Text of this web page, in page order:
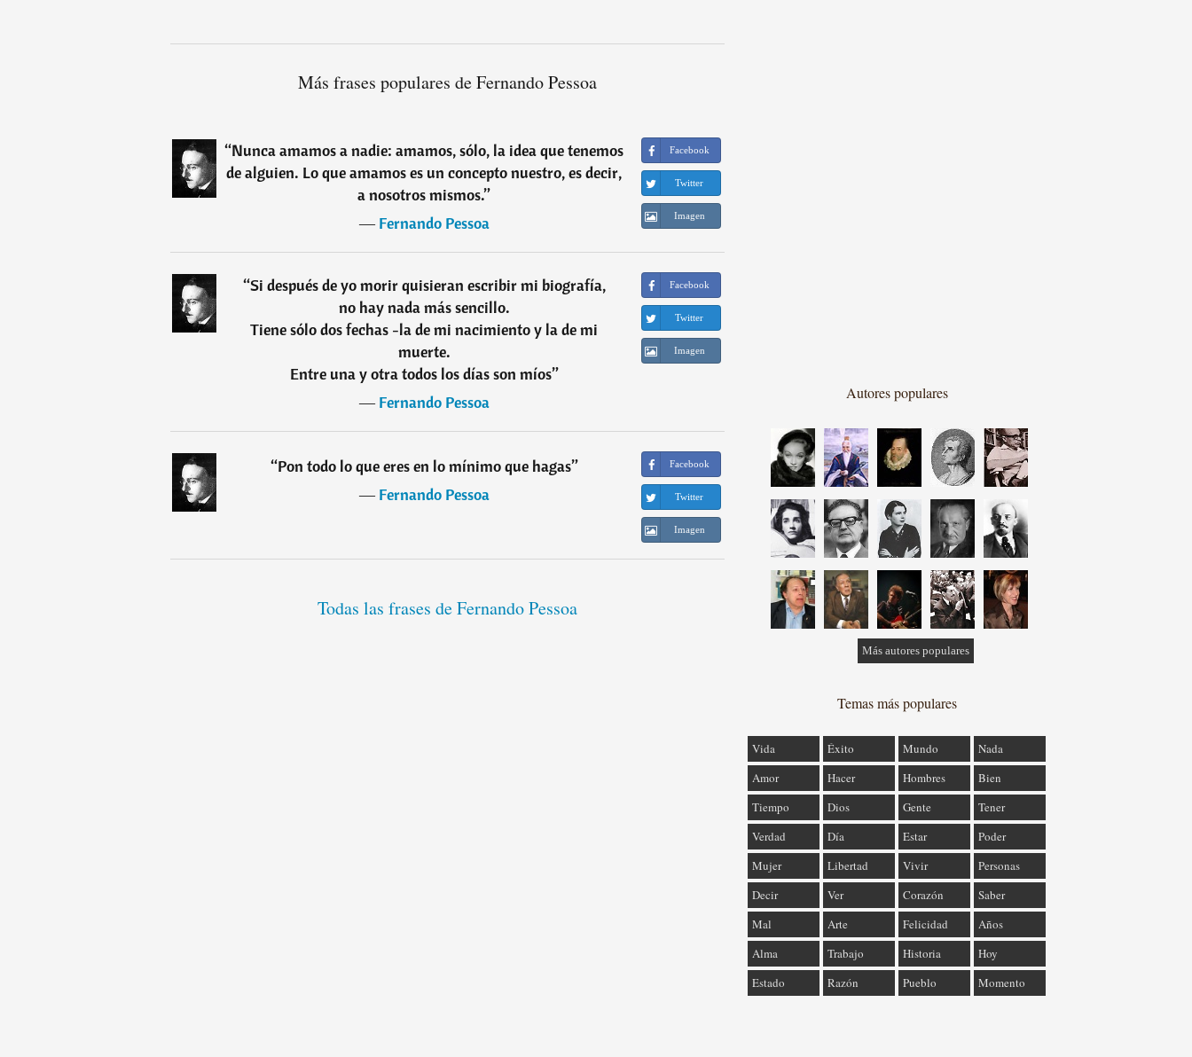
Más frases populares de Fernando Pessoa
“Nunca amamos a nadie: amamos, sólo, la idea que tenemos
de alguien. Lo que amamos es un concepto nuestro, es decir,
a nosotros mismos.”
―Fernando Pessoa
Facebook
Twitter
Imagen
“Si después de yo morir quisieran escribir mi biografía,
no hay nada más sencillo.
Tiene sólo dos fechas -la de mi nacimiento y la de mi
muerte.
Entre una y otra todos los días son míos”
―Fernando Pessoa
Facebook
Twitter
Imagen
“Pon todo lo que eres en lo mínimo que hagas”
―Fernando Pessoa
Facebook
Twitter
Imagen
Todas las frases de Fernando Pessoa
Autores populares
Más autores populares
Temas más populares
Vida Éxito Mundo
Nada
Amor
Hacer Hombres
Bien
Tiempo
Dios Gente
Tener
Verdad
Día Estar
Poder
Mujer
Libertad Vivir
Personas
Decir
Ver Corazón
Saber
Mal
Arte Felicidad
Años
Alma
Trabajo Historia
Hoy
Estado
Razón Pueblo Momento